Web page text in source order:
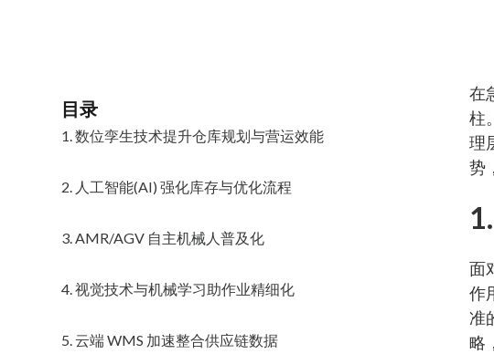
目录
1. 数位孪生技术提升仓库规划与营运效能
2. 人工智能(AI) 强化库存与优化流程
3. AMR/AGV 自主机械人普及化
4. 视觉技术与机械学习助作业精细化
5. 云端 WMS 加速整合供应链数据
在
柱
理
势
面
作
准
略